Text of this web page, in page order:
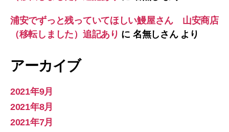
浦安でずっと残っていてほしい鰻屋さん 山安商店
（移転しました）追記あり に 名無しさんより
アーカイブ
2021年9月
2021年8月
2021年7月